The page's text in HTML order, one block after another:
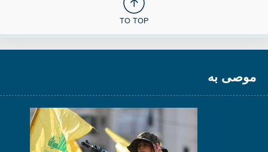
TO TOP
موصى به